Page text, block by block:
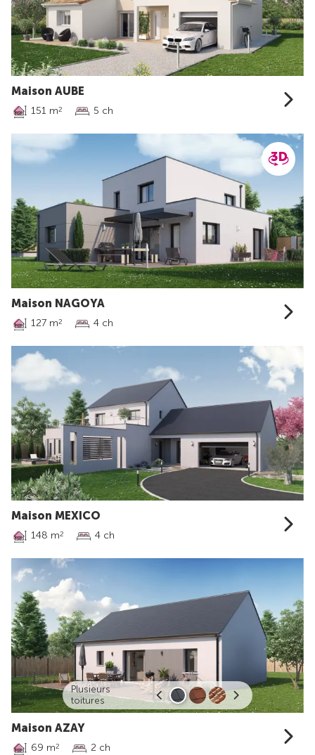
Maison AUBE
151 m2 5 ch
Maison NAGOYA
127 m2 4 ch
Maison MEXICO
148 m2 4 ch
Maison AZAY
69 m2 2 ch
Plusieurs
toitures